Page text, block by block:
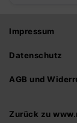
Impressum
Datenschutz
AGB und
Zurück zu